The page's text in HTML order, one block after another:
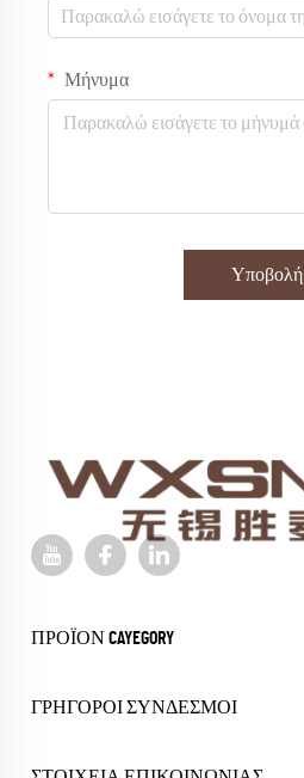
Μήνυμα
Υποβολή
ΠΡΟΪΌΝ CAYEGORY
ΓΡΉΓΟΡΟΙ ΣΎΝΔΕΣΜΟΙ